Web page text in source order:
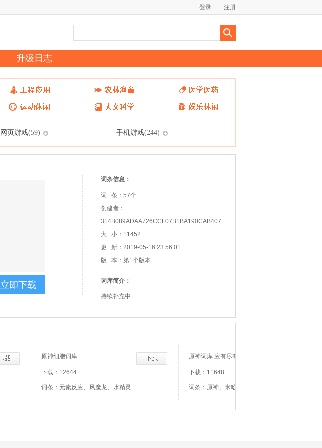
注册
登录
升级日志
网页游戏(59) 手机游戏(244)
词条信息：
词 条：57个
创建者：
314B089ADAA726CCF07B1BA190CAB407
大 小：11452
更 新：2019-05-16 23:56:01
版 本：第1个版本
词库简介：
持续补充中
原神细胞词库
下载：12644
词条：元素反应、风魔龙、水精灵
原神词库 应有尽有
下载：11648
词条：原神、米哈游、米忽悠、米游社